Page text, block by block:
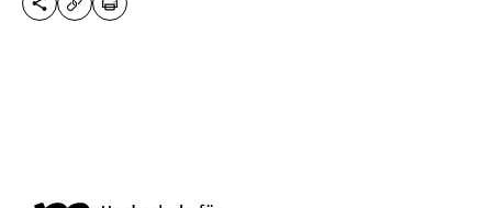
DIESE SEITE TEILEN
URL KOPIEREN
DRUCKEN